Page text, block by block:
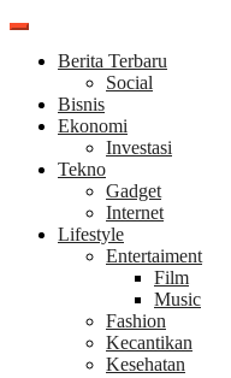
Skip
contentBerita Terbaru
Social
Bisnis
Ekonomi
Investasi
Tekno
Gadget
Internet
Lifestyle
Entertaiment
Film
Music
Fashion
Kecantikan
Kesehatan